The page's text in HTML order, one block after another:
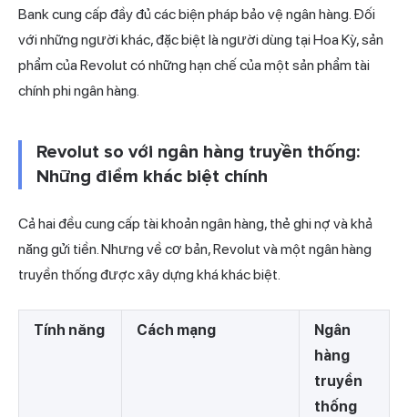
Bank cung cấp đầy đủ các biện pháp bảo vệ ngân hàng. Đối
với những người khác, đặc biệt là người dùng tại Hoa Kỳ, sản
phẩm của Revolut có những hạn chế của một sản phẩm tài
chính phi ngân hàng.
Revolut so với ngân hàng truyền thống:
Những điểm khác biệt chính
Cả hai đều cung cấp tài khoản ngân hàng, thẻ ghi nợ và khả
năng gửi tiền. Nhưng về cơ bản, Revolut và một ngân hàng
truyền thống được xây dựng khá khác biệt.
Tính năng Cách mạng
Ngân
hàng
truyền
thống